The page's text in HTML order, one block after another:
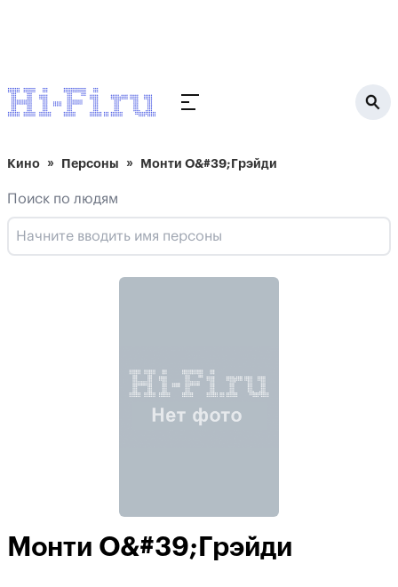
Кино Персоны Монти О&#39;Грэйди
Поиск по людям
Монти О&#39;Грэйди